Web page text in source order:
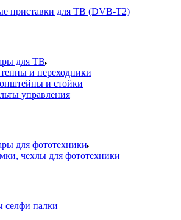
приставки для ТВ (DVB-T2)
для ТВ
и переходники
и стойки
управления
для фототехники
чехлы для фототехники
селфи палки